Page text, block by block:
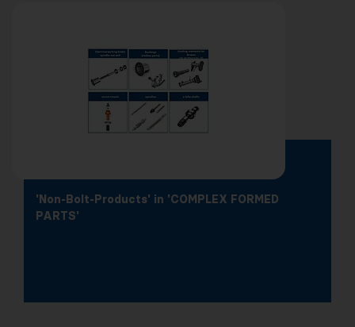
'Non-Bolt-Products' in 'COMPLEX FORMED
PARTS'